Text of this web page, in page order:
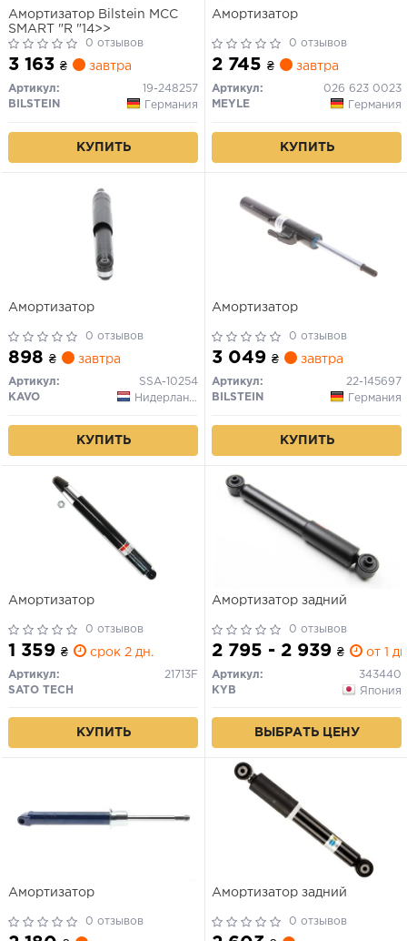
Амортизатор Bilstein MCC
SMART "R "14>>
0 отзывов
3 163 ₴ завтра
Артикул:
19-248257
BILSTEIN
Германия
КУПИТЬ
Амортизатор
0 отзывов
2 745 ₴ завтра
Артикул:
026 623 0023
MEYLE
Германия
КУПИТЬ
Амортизатор
0 отзывов
898 ₴ завтра
Артикул:
SSA-10254
KAVO
Нидерланды
КУПИТЬ
Амортизатор
0 отзывов
3 049 ₴ завтра
Артикул:
22-145697
BILSTEIN
Германия
КУПИТЬ
Амортизатор
0 отзывов
1 359 ₴ срок 2 дн.
Артикул:
21713F
SATO TECH
КУПИТЬ
Амортизатор задний
0 отзывов
2 795 - 2 939 ₴ от 1
Артикул:
343440
KYB
Япония
ВЫБРАТЬ ЦЕНУ
Амортизатор
0 отзывов
Амортизатор задний
0 отзывов